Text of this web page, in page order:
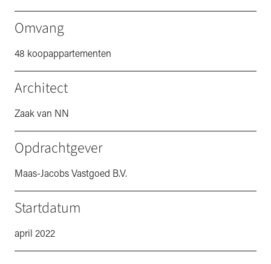
Omvang
48 koopappartementen
Architect
Zaak van NN
Opdrachtgever
Maas-Jacobs Vastgoed B.V.
Startdatum
april 2022